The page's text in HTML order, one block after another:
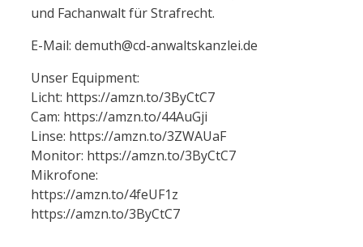
und Fachanwalt für Strafrecht.
E-Mail: demuth@cd-anwaltskanzlei.de
Unser Equipment:
Licht: https://amzn.to/3ByCtC7
Cam: https://amzn.to/44AuGji
Linse: https://amzn.to/3ZWAUaF
Monitor: https://amzn.to/3ByCtC7
Mikrofone:
https://amzn.to/4feUF1z
https://amzn.to/3ByCtC7